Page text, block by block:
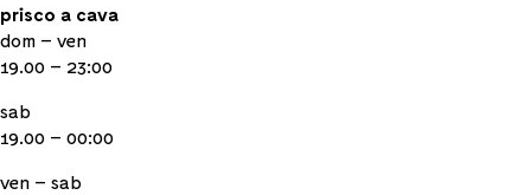
prisco a cava
dom – ven
19.00 – 23:00
sab
19.00 – 00:00
ven – sab